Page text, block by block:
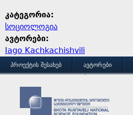
კატეგორია:
სოციოლოგია
ავტორები:
Iago Kachkachishvili
MᲞᲠᲝᲔᲥᲢᲘᲡ ᲨᲔᲡᲐᲮᲔᲑ ᲐᲕᲢᲝᲠᲔᲑᲘ